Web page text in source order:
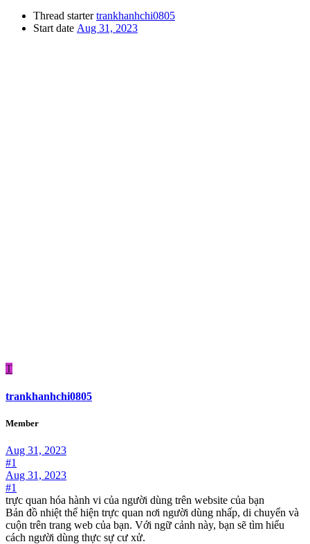
Thread starter trankhanhchi0805
Start date Aug 31, 2023
T
trankhanhchi0805
Member
Aug 31, 2023
#1
Aug 31, 2023
#1
trực quan hóa hành vi của người dùng trên website của bạn
Bản đồ nhiệt thể hiện trực quan nơi người dùng nhấp, di chuyển và
cuộn trên trang web của bạn. Với ngữ cảnh này, bạn sẽ tìm hiểu
cách người dùng thực sự cư xử.